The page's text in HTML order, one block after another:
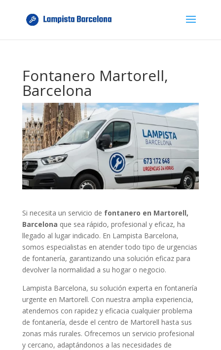
Fontanero Martorell,
Barcelona
Si necesita un servicio de fontanero en Martorell,
Barcelona que sea rápido, profesional y eficaz, ha
llegado al lugar indicado. En Lampista Barcelona,
somos especialistas en atender todo tipo de urgencias
de fontanería, garantizando una solución eficaz para
devolver la normalidad a su hogar o negocio.
Lampista Barcelona, su solución experta en fontanería
urgente en Martorell. Con nuestra amplia experiencia,
atendemos con rapidez y eficacia cualquier problema
de fontanería, desde el centro de Martorell hasta sus
zonas más rurales. Ofrecemos un servicio profesional
y cercano, adaptándonos a las necesidades de